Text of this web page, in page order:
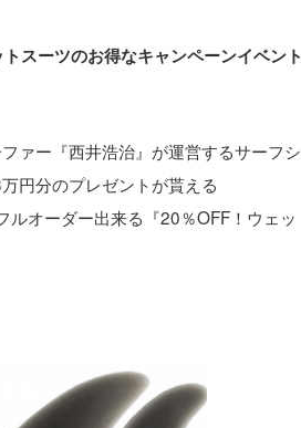
スーツのお得なキャンペーンイベント
ァー『西井浩治』が運営するサーフシ
円分のプレゼントが貰える
ルオーダー出来る『20％OFF！ウェッ